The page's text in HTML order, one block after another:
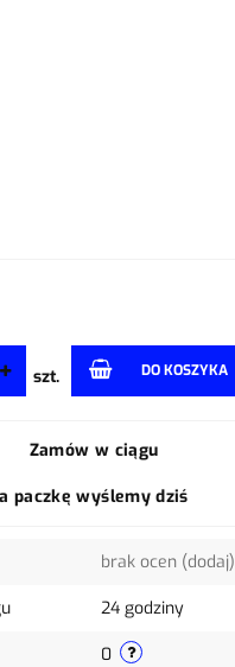
szt. DO KOSZYKA
Zamów w ciągu
a paczkę wyślemy dziś
brak ocen (dodaj)
24 godziny
0